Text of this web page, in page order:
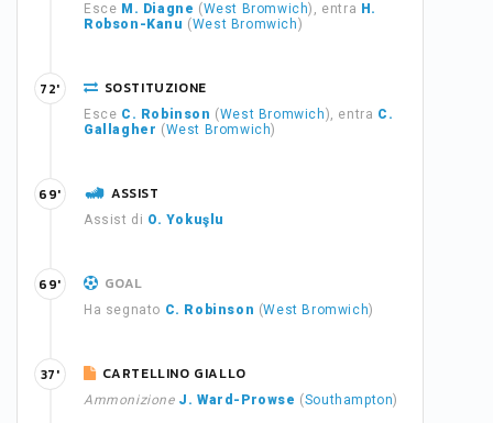
Esce M. Diagne (West Bromwich), entra H.
Robson-Kanu (West Bromwich)
SOSTITUZIONE
Esce C. Robinson (West Bromwich), entra C.
Gallagher (West Bromwich)
72'
ASSIST
Assist di O. Yokuşlu
69'
GOAL
Ha segnato C. Robinson (West Bromwich)
69'
CARTELLINO GIALLO
Ammonizione J. Ward-Prowse (Southampton)
37'